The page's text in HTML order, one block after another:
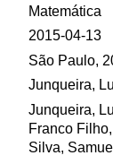
Matemática
2015-04-13
São Paulo,
Junqueira,
Junqueira,
Franco
Silva,